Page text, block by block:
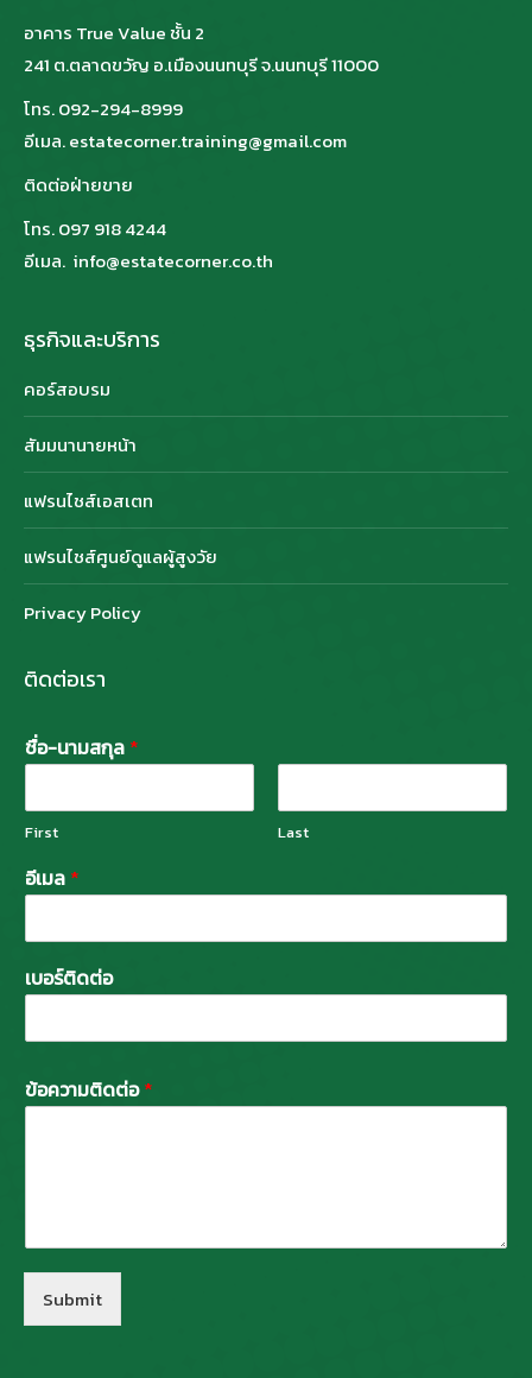
อาคาร True Value ชั้น 2
241 ต.ตลาดขวัญ อ.เมืองนนทบุรี จ.นนทบุรี 11000
โทร. 092-294-8999
อีเมล. estatecorner.training@gmail.com
ติดต่อฝ่ายขาย
โทร. 097 918 4244
อีเมล. info@estatecorner.co.th
ธุรกิจและบริการ
คอร์สอบรม
สัมมนานายหน้า
แฟรนไชส์เอสเตท
แฟรนไชส์ศูนย์ดูแลผู้สูงวัย
Privacy Policy
ติดต่อเรา
ชื่อ-นามสกุล *
First Last
อีเมล *
เบอร์ติดต่อ
ข้อความติดต่อ*
Submit